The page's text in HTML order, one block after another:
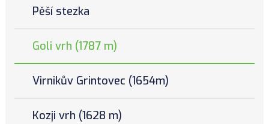
Pěší stezka
Goli vrh (1787 m)
Virnikův Grintovec (1654m)
Kozji vrh (1628 m)